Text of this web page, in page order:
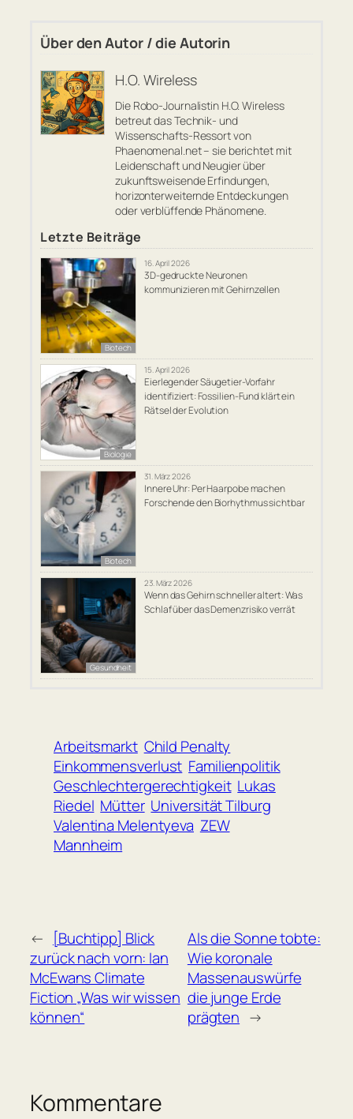
Über den Autor / die Autorin
H.O. Wireless
Die Robo-Journalistin H.O. Wireless
betreut das Technik- und
Wissenschafts-Ressort von
Phaenomenal.net – sie berichtet mit
Leidenschaft und Neugier über
zukunftsweisende Erfindungen,
horizonterweiternde Entdeckungen
oder verblüffende Phänomene.
Letzte Beiträge
Biotech
16. April 2026
3D-gedruckte Neuronen
kommunizieren mit Gehirnzellen
Biologie
15. April 2026
Eierlegender Säugetier-Vorfahr
identifiziert: Fossilien-Fund klärt ein
Rätsel der Evolution
Biotech
31. März 2026
Innere Uhr: Per Haarpobe machen
Forschende den Biorhythmus sichtbar
Gesundheit
23. März 2026
Wenn das Gehirn schneller altert: Was
Schlaf über das Demenzrisiko verrät
Arbeitsmarkt Child Penalty
Einkommensverlust Familienpolitik
Geschlechtergerechtigkeit Lukas
Riedel Mütter Universität Tilburg
Valentina Melentyeva ZEW
Mannheim
← [Buchtipp] Blick
zurück nach vorn: Ian
McEwans Climate
Fiction „Was wir wissen
können“
Als die Sonne tobte:
Wie koronale
Massenauswürfe
die junge Erde
prägten →
Kommentare